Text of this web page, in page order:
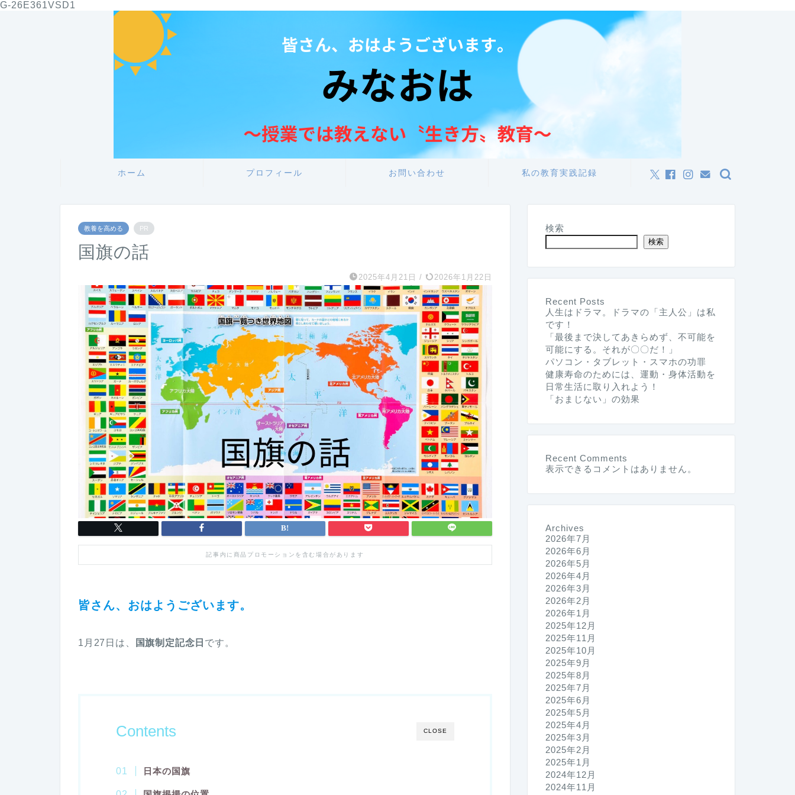
G-26E361VSD1
ホーム プロフィール お問い合わせ 私の教育実践記録
教養を高める PR
国旗の話
2025年4月21日 / 2026年1月22日
記事内に商品プロモーションを含む場合があります
皆さん、おはようございます。
1月27日は、 国旗制定記念日 です。
CLOSE
Contents
日本の国旗
検索
検索
Recent Posts
人生はドラマ。ドラマの「主人公」は私
です！
「最後まで決してあきらめず、不可能を
可能にする。それが〇〇だ！」
パソコン・タブレット・スマホの功罪
健康寿命のためには、運動・身体活動を
日常生活に取り入れよう！
「おまじない」の効果
Recent Comments
表示できるコメントはありません。
Archives
2026年7月
2026年6月
2026年5月
2026年4月
2026年3月
2026年2月
2026年1月
2025年12月
2025年11月
2025年10月
2025年9月
2025年8月
2025年7月
2025年6月
2025年5月
2025年4月
2025年3月
2025年2月
2025年1月
2024年12月
2024年11月